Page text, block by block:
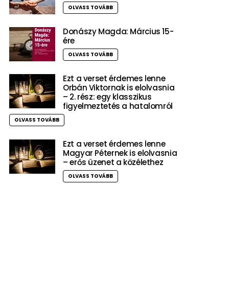
OLVASS TOVÁBB
Donászy Magda: Március 15-
ére
OLVASS TOVÁBB
Ezt a verset érdemes lenne
Orbán Viktornak is elolvasnia
– 2. rész: egy klasszikus
figyelmeztetés a hatalomról
OLVASS TOVÁBB
Ezt a verset érdemes lenne
Magyar Péternek is elolvasnia
– erős üzenet a közélethez
OLVASS TOVÁBB